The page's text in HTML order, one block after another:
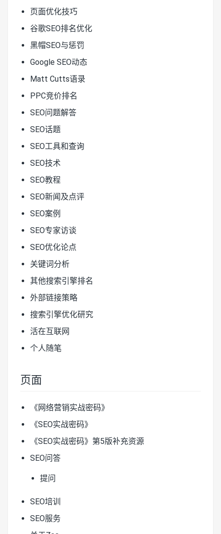
页面优化技巧
谷歌SEO排名优化
黑帽SEO与惩罚
Google SEO动态
Matt Cutts语录
PPC竞价排名
SEO问题解答
SEO话题
SEO工具和查询
SEO技术
SEO教程
SEO新闻及点评
SEO案例
SEO专家访谈
SEO优化论点
关键词分析
其他搜索引擎排名
外部链接策略
搜索引擎优化研究
活在互联网
个人随笔
页面
《网络营销实战密码》
《SEO实战密码》
《SEO实战密码》第5版补充资源
SEO问答
提问
SEO培训
SEO服务